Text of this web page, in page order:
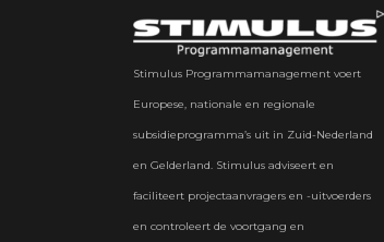
Stimulus Programmamanagement voert
Europese, nationale en regionale
subsidieprogramma’s uit in Zuid-Nederland
en Gelderland. Stimulus adviseert en
faciliteert projectaanvragers en -uitvoerders
en controleert de voortgang en